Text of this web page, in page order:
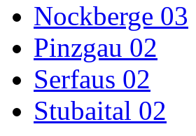
Nockberge 03
Pinzgau 02
Serfaus 02
Stubaital 02